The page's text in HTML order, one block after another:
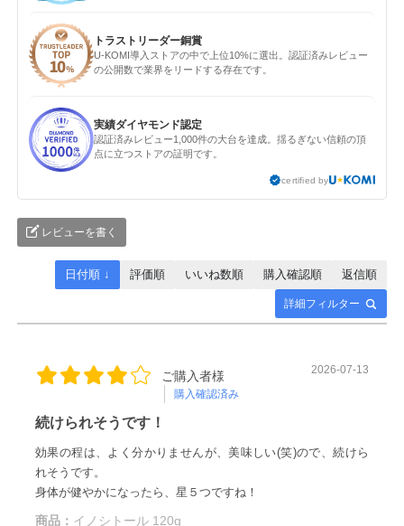
トラストリーダー銅賞
U-KOMI導入ストアの中で上位10%に選出。認証済みレビュー
の公開数で業界をリードする存在です。
実績ダイヤモンド認定
認証済みレビュー1,000件の大台を達成。揺るぎない信頼の頂
点に立つストアの証明です。
certified by
レビューを書く
詳細フィルター
日付順 ↓ 評価順 いいね数順 購入確認順 返信順
ご購入者様
購入確認済み
2026-07-13
続けられそうです！
効果の程は、よく分かりませんが、美味しい(笑)ので、続けら
れそうです。
身体が健やかになったら、星５つですね！
商品： イノシトール 120g